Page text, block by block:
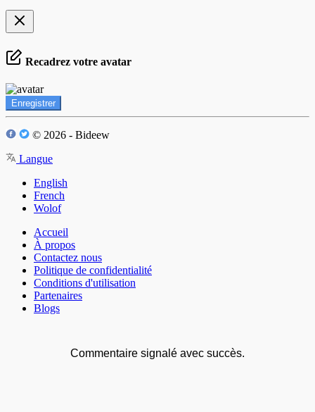
Recadrez votre avatar
Enregistrer
© 2026 - Bideew
Langue
English
French
Wolof
Accueil
À propos
Contactez nous
Politique de confidentialité
Conditions d'utilisation
Partenaires
Blogs
Commentaire signalé avec succès.